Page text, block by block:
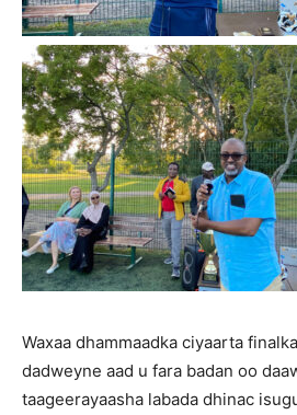
Waxaa dhammaadka ciyaarta
dadweyne aad u fara badan oo
taageerayaasha labada dhinac